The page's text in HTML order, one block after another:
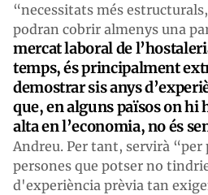
“necessitats més
podran cobrir almenys una
mercat laboral de
temps, és principalment
demostrar sis anys
que, en alguns països on
alta en l’economia, no és
Andreu. Per tant, servirà
persones que potser no
d'experiència prèvia tan